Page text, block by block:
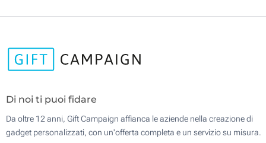
Di noi ti puoi fidare
Da oltre 12 anni, Gift Campaign affianca le aziende nella creazione di
gadget personalizzati, con un'offerta completa e un servizio su misura.